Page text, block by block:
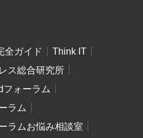
全ガイド
Think IT
ス総合研究所
フォーラム
ラム
ラムお悩み相談室